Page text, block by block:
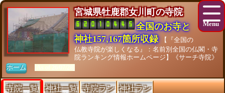
宮城県牡鹿郡女川町の寺院
全国のお寺と
神社157,167箇所収録
【『全国の
仏教寺院が楽しくなる』：名前別全国の仏閣・寺
院ランキング情報ホームページ】《サーチ寺院》
ホーム
[As of 26/07/28]
寺院一覧
神社一覧 寺院ラン 神社ラン